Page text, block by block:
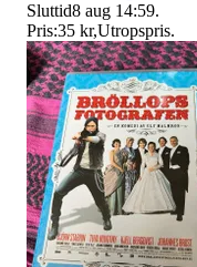
Sluttid8 aug 14:59.
Pris:35 kr,Utropspris.